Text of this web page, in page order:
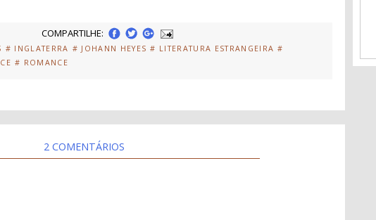
COMPARTILHE:
# INGLATERRA # JOHANN HEYES # LITERATURA ESTRANGEIRA #
# ROMANCE
2 COMENTÁRIOS